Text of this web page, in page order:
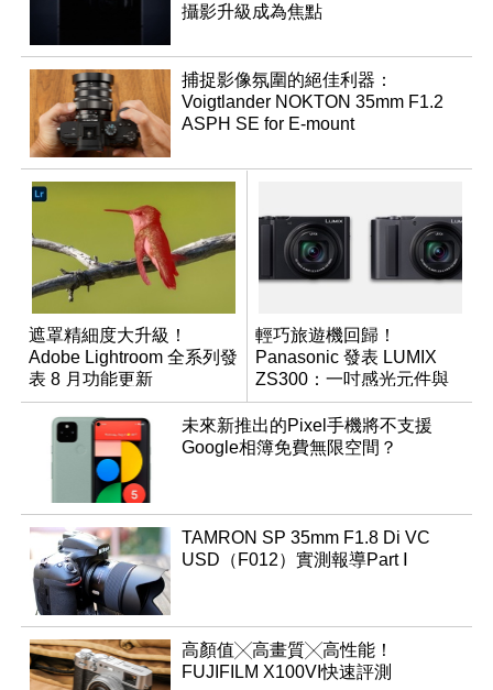
攝影升級成為焦點
捕捉影像氛圍的絕佳利器：
Voigtlander NOKTON 35mm F1.2
ASPH SE for E-mount
遮罩精細度大升級！
Adobe Lightroom 全系列發
表 8 月功能更新
輕巧旅遊機回歸！
Panasonic 發表 LUMIX
ZS300：一吋感光元件與
15 倍光學變焦
未來新推出的Pixel手機將不支援
Google相簿免費無限空間？
TAMRON SP 35mm F1.8 Di VC
USD（F012）實測報導Part Ⅰ
高顏值╳高畫質╳高性能！
FUJIFILM X100VI快速評測